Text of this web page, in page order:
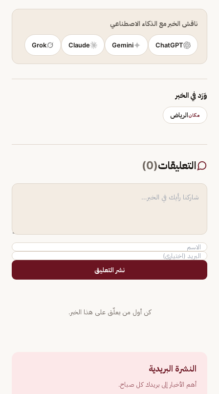
ناقش الخبر مع الذكاء الاصطناعي
ChatGPT
Gemini
Claude
Grok
وَرَد في الخبر
مكانالرياض
التعليقات(
0
)
نشر التعليق
كن أول من يعلّق على هذا الخبر.
النشرة البريدية
أهم الأخبار إلى بريدك كل صباح.